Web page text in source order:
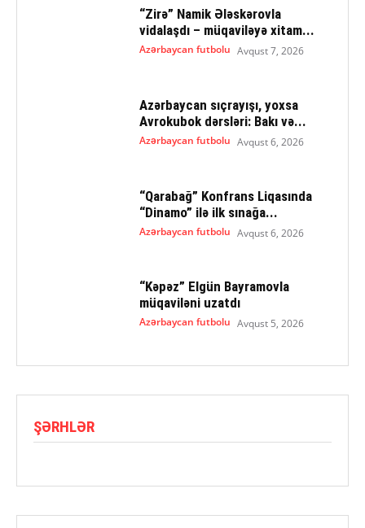
“Zirə” Namik Ələskərovla
vidalaşdı – müqaviləyə xitam...
Azərbaycan futbolu Avqust 7, 2026
Azərbaycan sıçrayışı, yoxsa
Avrokubok dərsləri: Bakı və...
Azərbaycan futbolu Avqust 6, 2026
“Qarabağ” Konfrans Liqasında
“Dinamo” ilə ilk sınağa...
Azərbaycan futbolu Avqust 6, 2026
“Kəpəz” Elgün Bayramovla
müqaviləni uzatdı
Azərbaycan futbolu Avqust 5, 2026
ŞƏRHLƏR